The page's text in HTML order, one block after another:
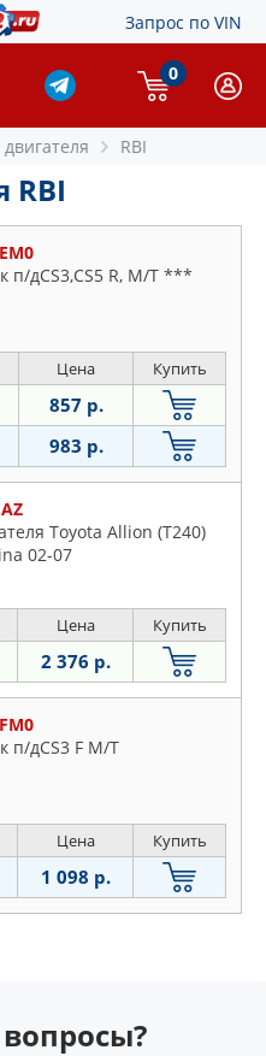
Запрос по VIN
0
RBI
RBI
п/дCS3,CS5 R, M/T ***
Цена Купить
857 р.
983 р.
Toyota Allion (T240)
02-07
Цена Купить
2 376 р.
п/дCS3 F M/T
Цена Купить
1 098 р.